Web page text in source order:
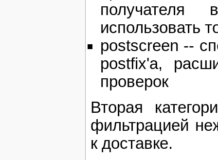
использовать
postscreen --
postfix'а,
проверок
Вторая
фильтрацией
к доставке.